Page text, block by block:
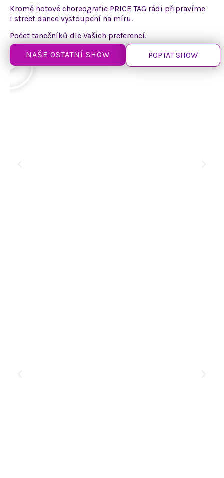
Kromě hotové choreografie PRICE TAG rádi připravíme
i street dance vystoupení na míru.
Počet tanečníků dle Vašich preferencí.
NAŠE OSTATNÍ SHOW POPTAT SHOW